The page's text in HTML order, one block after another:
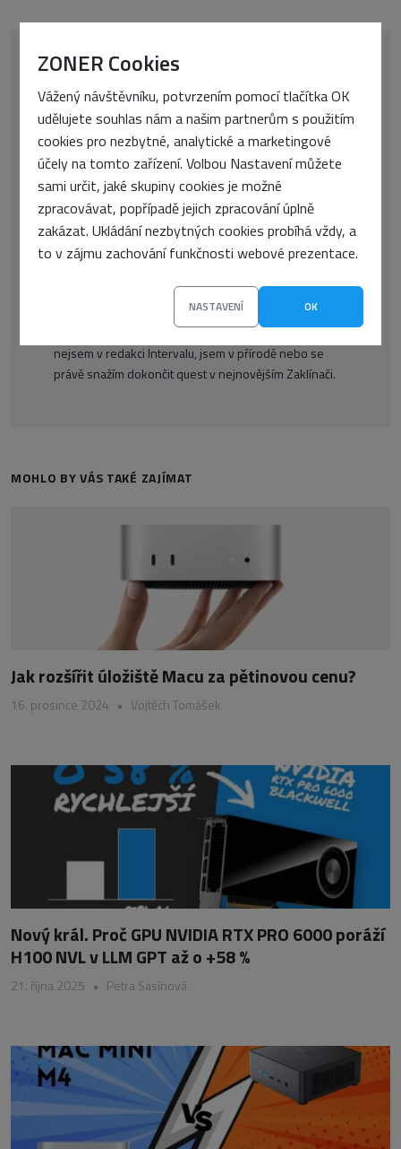
ZONER Cookies
Vážený návštěvníku, potvrzením pomocí tlačítka OK
udělujete souhlas nám a našim partnerům s použitím
cookies pro nezbytné, analytické a marketingové
účely na tomto zařízení. Volbou Nastavení můžete
sami určit, jaké skupiny cookies je možné
zpracovávat, popřípadě jejich zpracování úplně
zakázat. Ukládání nezbytných cookies probíhá vždy, a
to v zájmu zachování funkčnosti webové prezentace.
NASTAVENÍ OK
Vojtěch Tomášek
Jsem redaktor se zájmem o technologie, grafický
od čtenářů. Chci tak tvořit obsah, který nejen informuje,
ale také inspiruje a obohacuje. Od dokončení vysoké
školy se věnuji převážně grafice a IT. Když zrovna
nejsem v redakci Intervalu, jsem v přírodě nebo se
právě snažím dokončit quest v nejnovějším Zaklínači.
MOHLO BY VÁS TAKÉ ZAJÍMAT
Jak rozšířit úložiště Macu za pětinovou cenu?
16. prosince 2024 • Vojtěch Tomášek
Nový král. Proč GPU NVIDIA RTX PRO 6000 poráží
H100 NVL v LLM GPT až o +58 %
21. října 2025 • Petra Sasínová